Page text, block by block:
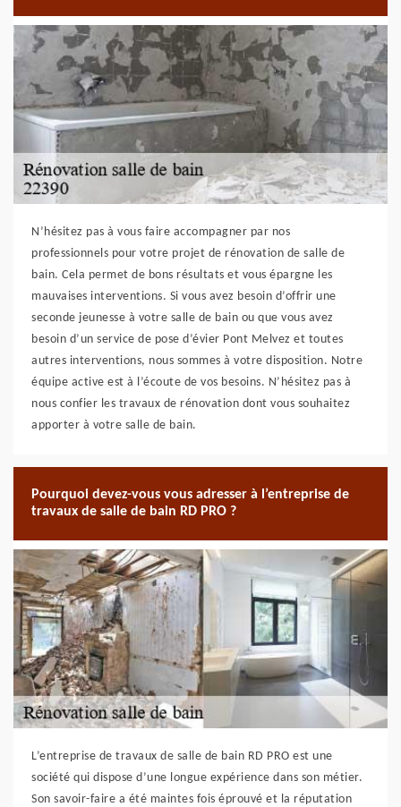
N’hésitez pas à vous faire accompagner par nos
professionnels pour votre projet de rénovation de salle de
bain. Cela permet de bons résultats et vous épargne les
mauvaises interventions. Si vous avez besoin d’offrir une
seconde jeunesse à votre salle de bain ou que vous avez
besoin d’un service de pose d’évier Pont Melvez et toutes
autres interventions, nous sommes à votre disposition. Notre
équipe active est à l’écoute de vos besoins. N’hésitez pas à
nous confier les travaux de rénovation dont vous souhaitez
apporter à votre salle de bain.
Pourquoi devez-vous vous adresser à l’entreprise de
travaux de salle de bain RD PRO ?
L’entreprise de travaux de salle de bain RD PRO est une
société qui dispose d’une longue expérience dans son métier.
Son savoir-faire a été maintes fois éprouvé et la réputation